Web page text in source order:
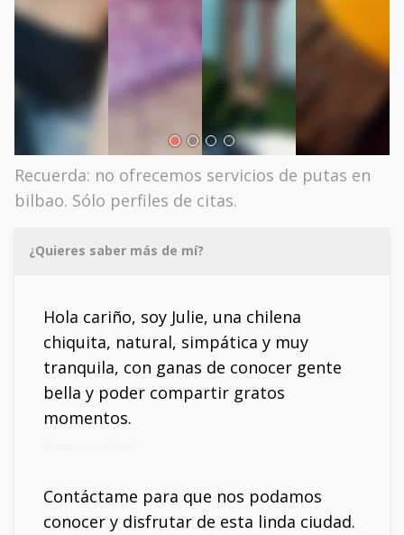
Recuerda: no ofrecemos servicios de putas en
bilbao. Sólo perfiles de citas.
¿Quieres saber más de mí?
Hola cariño, soy Julie, una chilena
chiquita, natural, simpática y muy
tranquila, con ganas de conocer gente
bella y poder compartir gratos
momentos.
Contáctame para que nos podamos
conocer y disfrutar de esta linda ciudad.